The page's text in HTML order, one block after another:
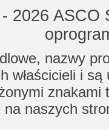
2026
nazwy
właścicieli i
znakami
na naszych